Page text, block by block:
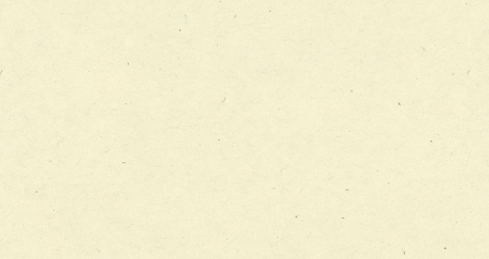
チーム10【包括的リハビリテーションコンサルテーション
チーム12【こどもの食育支援チーム】